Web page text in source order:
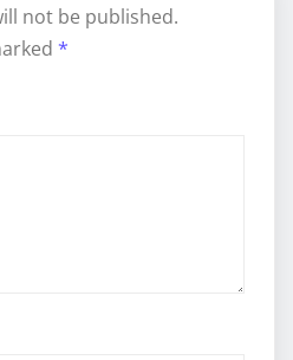
not be published.
*